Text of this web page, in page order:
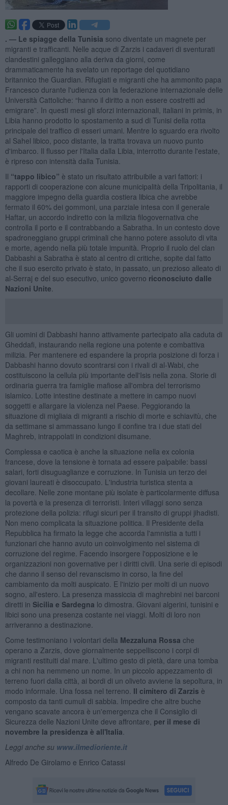
. — Le spiagge della Tunisia sono diventate un magnete per
migranti e trafficanti. Nelle acque di Zarzis i cadaveri di sventurati
clandestini galleggiano alla deriva da giorni, come
drammaticamente ha svelato un reportage del quotidiano
britannico the Guardian. Rifugiati e migranti che ha ammonito papa
Francesco durante l'udienza con la federazione internazionale delle
Università Cattoliche: “hanno il diritto a non essere costretti ad
emigrare”. In questi mesi gli sforzi internazionali, italiani in primis, in
Libia hanno prodotto lo spostamento a sud di Tunisi della rotta
principale del traffico di esseri umani. Mentre lo sguardo era rivolto
al Sahel libico, poco distante, la tratta trovava un nuovo punto
d'imbarco. Il flusso per l'Italia dalla Libia, interrotto durante l'estate,
è ripreso con intensità dalla Tunisia.
Il “tappo libico” è stato un risultato attribuibile a vari fattori: i
rapporti di cooperazione con alcune municipalità della Tripolitania, il
maggiore impegno della guardia costiera libica che avrebbe
fermato il 60% dei gommoni, una parziale intesa con il generale
Haftar, un accordo indiretto con la milizia filogovernativa che
controlla il porto e il contrabbando a Sabratha. In un contesto dove
spadroneggiano gruppi criminali che hanno potere assoluto di vita
e morte, agendo nella più totale impunità. Proprio il ruolo del clan
Dabbashi a Sabratha è stato al centro di critiche, sopite dal fatto
che il suo esercito privato è stato, in passato, un prezioso alleato di
al-Serraj e del suo esecutivo, unico governo riconosciuto dalle
Nazioni Unite
Gli uomini di Dabbashi hanno attivamente partecipato alla caduta di
Gheddafi, instaurando nella regione una potente e combattiva
milizia. Per mantenere ed espandere la propria posizione di forza i
Dabbashi hanno dovuto scontrarsi con i rivali di al-Wabi, che
costituiscono la cellula più importante dell'Isis nella zona. Storie di
ordinaria guerra tra famiglie mafiose all'ombra del terrorismo
islamico. Lotte intestine destinate a mettere in campo nuovi
soggetti e allargare la violenza nel Paese. Peggiorando la
situazione di migliaia di migranti a rischio di morte e schiavitù, che
da settimane si ammassano lungo il confine tra i due stati del
Maghreb, intrappolati in condizioni disumane.
Complessa e caotica è anche la situazione nella ex colonia
francese, dove la tensione è tornata ad essere palpabile: bassi
salari, forti disuguaglianze e corruzione. In Tunisia un terzo dei
giovani laureati è disoccupato. L'industria turistica stenta a
decollare. Nelle zone montane più isolate è particolarmente diffusa
la povertà e la presenza di terroristi. Interi villaggi sono senza
protezione della polizia: rifugi sicuri per il transito di gruppi jihadisti.
Non meno complicata la situazione politica. Il Presidente della
Repubblica ha firmato la legge che accorda l'amnistia a tutti i
funzionari che hanno avuto un coinvolgimento nel sistema di
corruzione del regime. Facendo insorgere l'opposizione e le
organizzazioni non governative per i diritti civili. Una serie di episodi
che danno il senso del revanscismo in corso, la fine del
cambiamento da molti auspicato. E l'inizio per molti di un nuovo
sogno, all'estero. La presenza massiccia di maghrebini nei barconi
diretti in Sicilia e Sardegna lo dimostra. Giovani algerini, tunisini e
libici sono una presenza costante nei viaggi. Molti di loro non
arriveranno a destinazione.
Come testimoniano i volontari della Mezzaluna Rossa che
operano a Zarzis, dove giornalmente seppelliscono i corpi di
migranti restituiti dal mare. L'ultimo gesto di pietà, dare una tomba
a chi non ha nemmeno un nome. In un piccolo appezzamento di
terreno fuori dalla città, ai bordi di un oliveto avviene la sepoltura, in
modo informale. Una fossa nel terreno. Il cimitero di Zarzis è
composto da tanti cumuli di sabbia. Impedire che altre buche
vengano scavate ancora è un'emergenza che il Consiglio di
Sicurezza delle Nazioni Unite deve affrontare, per il mese di
novembre la presidenza è all'Italia
Leggi anche su www.ilmedioriente.it
Alfredo De Girolamo e Enrico Catassi